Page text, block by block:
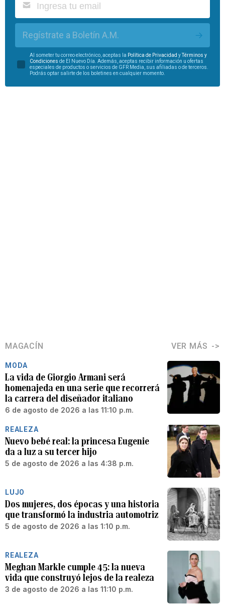
Regístrate a Boletín A.M.
Al someter tu correo electrónico, aceptas la Política de Privacidad yTérminos y
Condiciones de El Nuevo Día. Además, aceptas recibir información u ofertas
especiales de productos o servicios de GFR Media, sus afiliadas o de terceros.
Podrás optar salirte de los boletines en cualquier momento.
MAGACÍN VER MÁS
MODA
La vida de Giorgio Armani será
homenajeda en una serie que recorrerá
la carrera del diseñador italiano
6 de agosto de 2026 a las 11:10 p.m.
REALEZA
Nuevo bebé real: la princesa Eugenie
da a luz a su tercer hijo
5 de agosto de 2026 a las 4:38 p.m.
LUJO
Dos mujeres, dos épocas y una historia
que transformó la industria automotriz
5 de agosto de 2026 a las 1:10 p.m.
REALEZA
Meghan Markle cumple 45: la nueva
vida que construyó lejos de la realeza
3 de agosto de 2026 a las 11:10 p.m.